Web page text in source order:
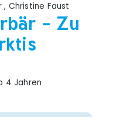
, Christine Faust
- Zu
4 Jahren